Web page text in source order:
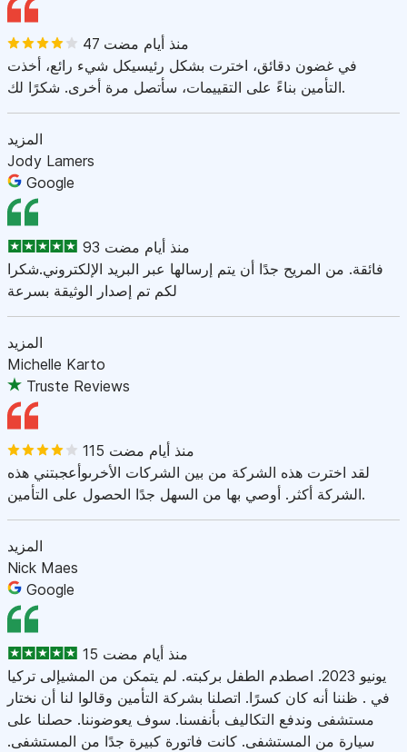
47 منذ أيام مضت
في غضون دقائق، اخترت بشكل رئيسيكل شيء رائع، أخذت
التأمين بناءً على التقييمات، سأتصل مرة أخرى. شكرًا لك.
المزيد
Jody Lamers
Google
93 منذ أيام مضت
فائقة. من المريح جدًا أن يتم إرسالها عبر البريد الإلكتروني.شكرا
لكم تم إصدار الوثيقة بسرعة
المزيد
Michelle Karto
Truste Reviews
115 منذ أيام مضت
لقد اخترت هذه الشركة من بين الشركات الأخرىوأعجبتني هذه
الشركة أكثر. أوصي بها من السهل جدًا الحصول على التأمين.
المزيد
Nick Maes
Google
15 منذ أيام مضت
يونيو 2023. اصطدم الطفل بركبته. لم يتمكن من المشيإلى تركيا
في . ظننا أنه كان كسرًا. اتصلنا بشركة التأمين وقالوا لنا أن نختار
مستشفى وندفع التكاليف بأنفسنا. سوف يعوضوننا. حصلنا على
سيارة من المستشفى. كانت فاتورة كبيرة جدًا من المستشفى.